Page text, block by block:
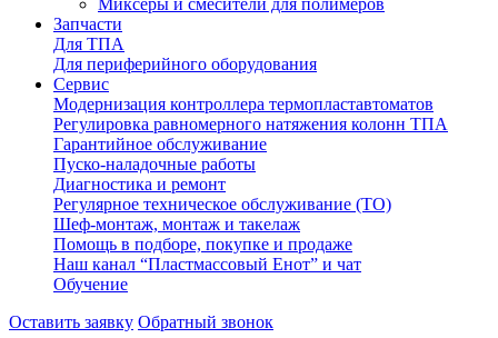
Миксеры и смесители для полимеров
Запчасти
Для ТПА
Для периферийного оборудования
Сервис
Модернизация контроллера термопластавтоматов
Регулировка равномерного натяжения колонн ТПА
Гарантийное обслуживание
Пуско-наладочные работы
Диагностика и ремонт
Регулярное техническое обслуживание (ТО)
Шеф-монтаж, монтаж и такелаж
Помощь в подборе, покупке и продаже
Наш канал “Пластмассовый Енот” и чат
Обучение
Оставить заявку Обратный звонок